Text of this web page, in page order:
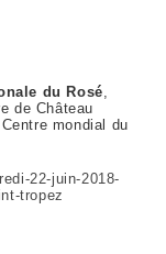
du Rosé
de Château
mondial du
22-juin-2018-
tropez